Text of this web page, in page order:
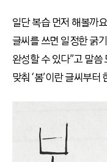
일단 복습 먼저 해볼까
글씨를 쓰면 일정한 굵
완성할 수 있다”고 말씀
맞춰 ‘봄’이란 글씨부터